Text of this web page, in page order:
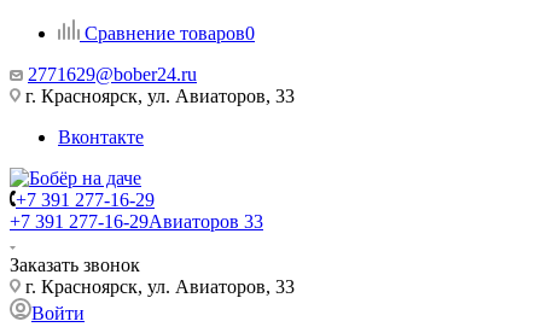
Сравнение товаров0
2771629@bober24.ru
г. Красноярск, ул. Авиаторов, 33
Вконтакте
+7 391 277-16-29
+7 391 277-16-29Авиаторов 33
Заказать звонок
г. Красноярск, ул. Авиаторов, 33
Войти